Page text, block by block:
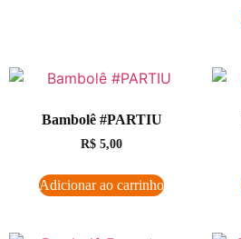
Bambolê #PARTIU
R$ 5,00
Adicionar ao carrinho